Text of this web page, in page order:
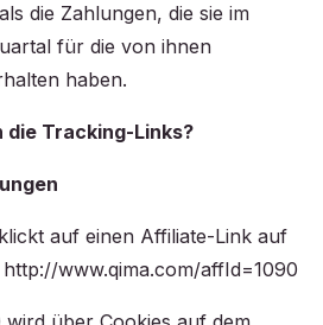
die Zahlungen, die sie im
für die von ihnen
haben.
Tracking-Links?
auf einen Affiliate-Link auf
www.qima.com/affId=1090